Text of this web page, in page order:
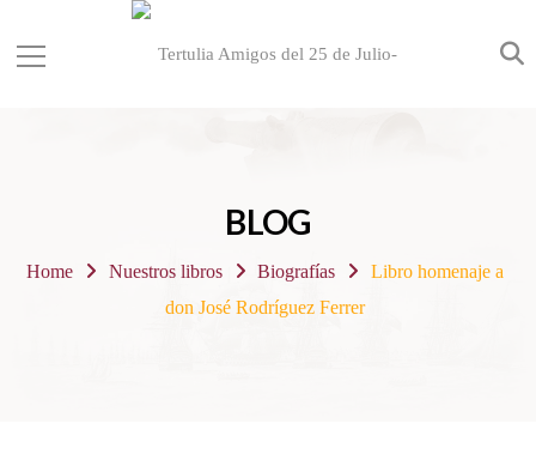
BLOG
Home Nuestros libros Biografías
Libro homenaje a
don José Rodríguez Ferrer